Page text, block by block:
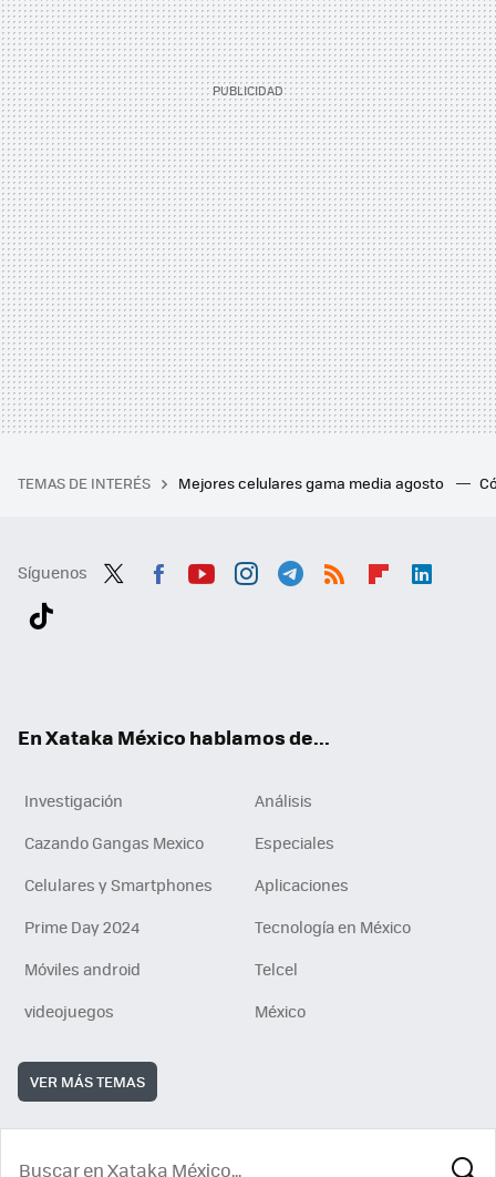
TEMAS DE INTERÉS Mejores celulares gama media agosto
Síguenos
En Xataka México hablamos de...
Investigación
Análisis
Cazando Gangas Mexico
Especiales
Celulares y Smartphones
Aplicaciones
Prime Day 2024
Tecnología en México
Móviles android
Telcel
videojuegos
México
VER MÁS TEMAS